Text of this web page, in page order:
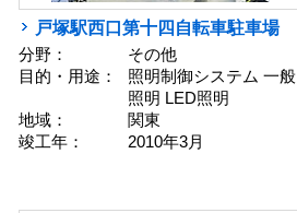
戸塚駅西口第十四自転車駐車場
分野：
その他
目的・用途：
照明制御システム 一般
照明 LED照明
地域：
関東
竣工年：
2010年3月